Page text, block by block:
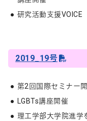
研究活動支援VOICE
2019_19号
第2回国際セミナー
LGBTs講座開催
理工学部大学院進学